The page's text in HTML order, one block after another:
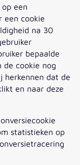
een
een cookie
na 30
bepaalde
de cookie nog
herkennen dat de
en naar deze
statistieken op